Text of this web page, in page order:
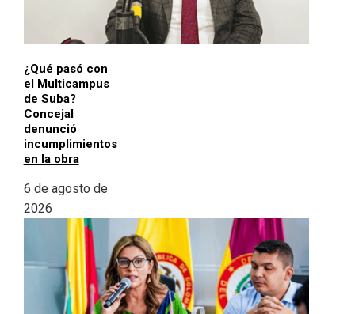
¿Qué pasó con
el Multicampus
de Suba?
Concejal
denunció
incumplimientos
en la obra
6 de agosto de
2026